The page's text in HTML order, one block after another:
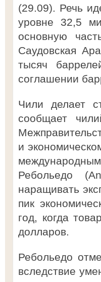
(29.09). Речь
уровне 32,5
основную
Саудовская
тысяч
соглашении
Чили делает
сообщает
и
Ребольедо
наращивать
пик
год, когда
долларов.
Ребольедо
вследствие